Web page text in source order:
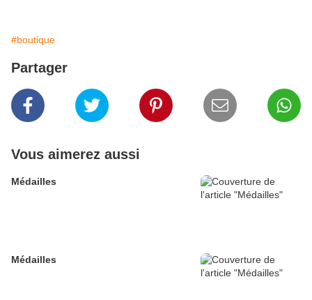
#boutique
Partager
Vous aimerez aussi
Médailles
Médailles